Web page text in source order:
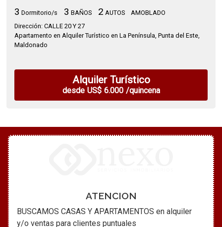
3 Dormitorio/s 3 BAÑOS 2 AUTOS
AMOBLADO
Dirección: CALLE 20 Y 27
Apartamento en Alquiler Turístico en La Península, Punta del Este,
Maldonado
Alquiler Turístico
desde US$ 6.000 /quincena
ATENCION
BUSCAMOS CASAS Y APARTAMENTOS en alquiler
y/o ventas para clientes puntuales